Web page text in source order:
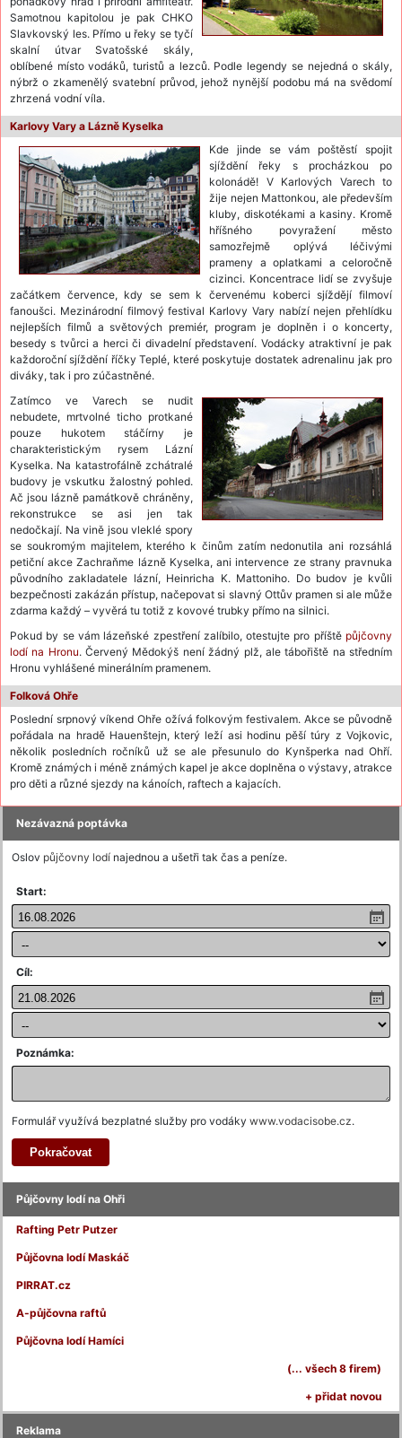
Nezávazná poptávka
Oslov půjčovny lodí najednou a ušetři tak čas a peníze.
Start:
Cíl:
Poznámka:
Formulář využívá bezplatné služby pro vodáky www.vodacisobe.cz.
Půjčovny lodí na Ohři
Rafting Petr Putzer
Půjčovna lodí Maskáč
PIRRAT.cz
A-půjčovna raftů
Půjčovna lodí Hamíci
(... všech 8 firem)
+ přidat novou
Samotnou kapitolou je pak CHKO
Slavkovský les. Přímo u řeky se tyčí
skalní útvar Svatošské skály,
oblíbené místo vodáků, turistů a lezců. Podle legendy se nejedná o skály,
nýbrž o zkamenělý svatební průvod, jehož nynější podobu má na svědomí
zhrzená vodní víla.
Karlovy Vary a Lázně Kyselka
Kde jinde se vám poštěstí spojit
sjíždění řeky s procházkou po
kolonádě! V Karlových Varech to
žije nejen Mattonkou, ale především
kluby, diskotékami a kasiny. Kromě
hříšného povyražení město
samozřejmě oplývá léčivými
prameny a oplatkami a celoročně
cizinci. Koncentrace lidí se zvyšuje
začátkem července, kdy se sem k červenému koberci sjíždějí filmoví
fanoušci. Mezinárodní filmový festival Karlovy Vary nabízí nejen přehlídku
nejlepších filmů a světových premiér, program je doplněn i o koncerty,
besedy s tvůrci a herci či divadelní představení. Vodácky atraktivní je pak
každoroční sjíždění říčky Teplé, které poskytuje dostatek adrenalinu jak pro
diváky, tak i pro zúčastněné.
Zatímco ve Varech se nudit
nebudete, mrtvolné ticho protkané
pouze hukotem stáčírny je
charakteristickým rysem Lázní
Kyselka. Na katastrofálně zchátralé
budovy je vskutku žalostný pohled.
Ač jsou lázně památkově chráněny,
rekonstrukce se asi jen tak
nedočkají. Na vině jsou vleklé spory
se soukromým majitelem, kterého k činům zatím nedonutila ani rozsáhlá
petiční akce Zachraňme lázně Kyselka, ani intervence ze strany pravnuka
původního zakladatele lázní, Heinricha K. Mattoniho. Do budov je kvůli
bezpečnosti zakázán přístup, načepovat si slavný Ottův pramen si ale může
zdarma každý – vyvěrá tu totiž z kovové trubky přímo na silnici.
Pokud by se vám lázeňské zpestření zalíbilo, otestujte pro příště půjčovny
lodí na Hronu. Červený Mědokýš není žádný plž, ale tábořiště na středním
Hronu vyhlášené minerálním pramenem.
Folková Ohře
Poslední srpnový víkend Ohře ožívá folkovým festivalem. Akce se původně
pořádala na hradě Hauenštejn, který leží asi hodinu pěší túry z Vojkovic,
několik posledních ročníků už se ale přesunulo do Kynšperka nad Ohří.
Kromě známých i méně známých kapel je akce doplněna o výstavy, atrakce
pro děti a různé sjezdy na kánoích, raftech a kajacích.
Reklama